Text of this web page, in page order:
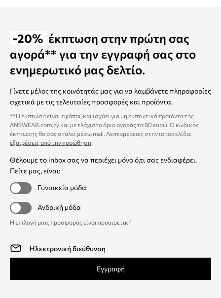
-20% έκπτωση στην πρώτη σας
αγορά** για την εγγραφή σας στο
ενημερωτικό μας δελτίο.
Γίνετε μέλος της κοινότητάς μας για να λαμβάνετε πληροφορίες
σχετικά με τις τελευταίες προσφορές και προϊόντα.
**Η έκπτωση είναι εφάπαξ και ισχύει για μη εκπτωτικά προϊόντα της
ANSWEAR.com.cy και με ελάχιστο όριο αγοράς τα 80 ευρώ. Ο κωδικός
έκπτωσης θα σας σταλεί μέσω mail. Λεπτομέρειες στην ιστοσελίδα:
εξαιρέσεις από την προώθηση.
Θέλουμε το inbox σας να περιέχει μόνο ό,τι σας ενδιαφέρει.
Πείτε μας, είναι:
Γυναικεία μόδα
Ανδρική μόδα
Η επιλογή μιας προσφοράς είναι προαιρετική
Εγγραφή